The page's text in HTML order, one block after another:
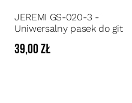
JEREMI GS-020-3 -
Uniwersalny pasek do
basowej
39,00 zł